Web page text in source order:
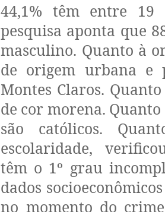
44,1% têm entre
pesquisa aponta que
masculino. Quanto à
de origem urbana e
Montes Claros.
de cor morena.
são católicos.
escolaridade,
têm o 1º grau
dados
no momento do